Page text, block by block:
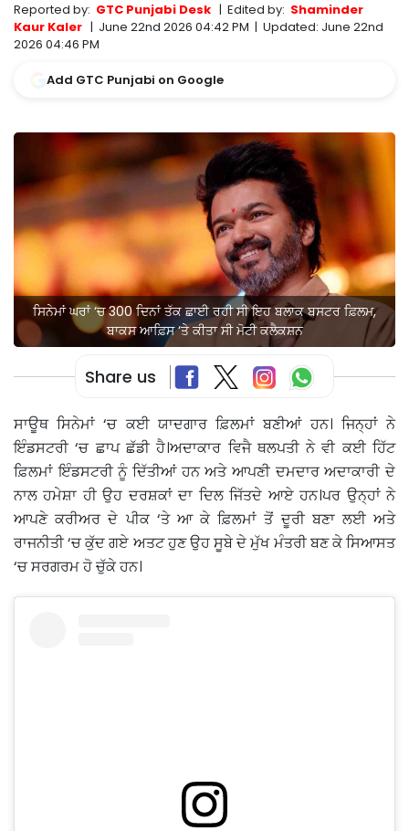
Reported by: GTC Punjabi Desk | Edited by: Shaminder
Kaur Kaler | June 22nd 2026 04:42 PM | Updated: June 22nd
2026 04:46 PM
Add GTC Punjabi on Google
ਸਿਨੇਮਾਂ ਘਰਾਂ ‘ਚ 300 ਦਿਨਾਂ ਤੱਕ ਛਾਈ ਰਹੀ ਸੀ ਇਹ ਬਲਾਕ ਬਸਟਰ ਫ਼ਿਲਮ,
ਬਾਕਸ ਆਫ਼ਿਸ ‘ਤੇ ਕੀਤਾ ਸੀ ਮੋਟੀ ਕਲੈਕਸ਼ਨ
Share us
ਸਾਊਥ ਸਿਨੇਮਾਂ ‘ਚ ਕਈ ਯਾਦਗਾਰ ਫ਼ਿਲਮਾਂ ਬਣੀਆਂ ਹਨ। ਜਿਨ੍ਹਾਂ ਨੇ
ਇੰਡਸਟਰੀ ‘ਚ ਛਾਪ ਛੱਡੀ ਹੈ।ਅਦਾਕਾਰ ਵਿਜੈ ਥਲਪਤੀ ਨੇ ਵੀ ਕਈ ਹਿੱਟ
ਫ਼ਿਲਮਾਂ ਇੰਡਸਟਰੀ ਨੂੰ ਦਿੱਤੀਆਂ ਹਨ ਅਤੇ ਆਪਣੀ ਦਮਦਾਰ ਅਦਾਕਾਰੀ ਦੇ
ਨਾਲ ਹਮੇਸ਼ਾ ਹੀ ਉਹ ਦਰਸ਼ਕਾਂ ਦਾ ਦਿਲ ਜਿੱਤਦੇ ਆਏ ਹਨ।ਪਰ ਉਨ੍ਹਾਂ ਨੇ
ਆਪਣੇ ਕਰੀਅਰ ਦੇ ਪੀਕ ‘ਤੇ ਆ ਕੇ ਫ਼ਿਲਮਾਂ ਤੋਂ ਦੂਰੀ ਬਣਾ ਲਈ ਅਤੇ
ਰਾਜਨੀਤੀ ‘ਚ ਕੁੱਦ ਗਏ ਅਤਟ ਹੁਣ ਉਹ ਸੂਬੇ ਦੇ ਮੁੱਖ ਮੰਤਰੀ ਬਣ ਕੇ ਸਿਆਸਤ
‘ਚ ਸਰਗਰਮ ਹੋ ਚੁੱਕੇ ਹਨ।